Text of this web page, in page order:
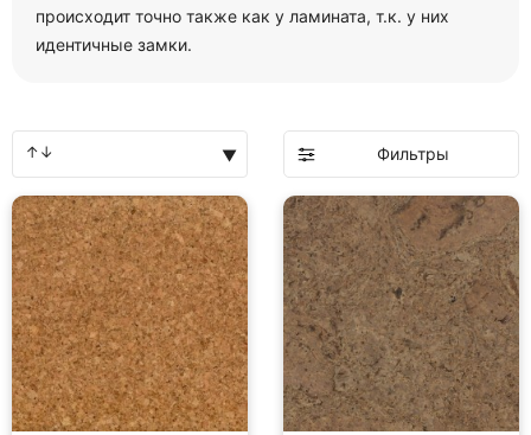
происходит точно также как у ламината, т.к. у них
идентичные замки.
Фильтры